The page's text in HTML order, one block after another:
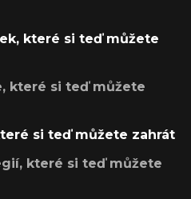
které si teď můžete
které si teď můžete
si teď můžete zahrát
které si teď můžete